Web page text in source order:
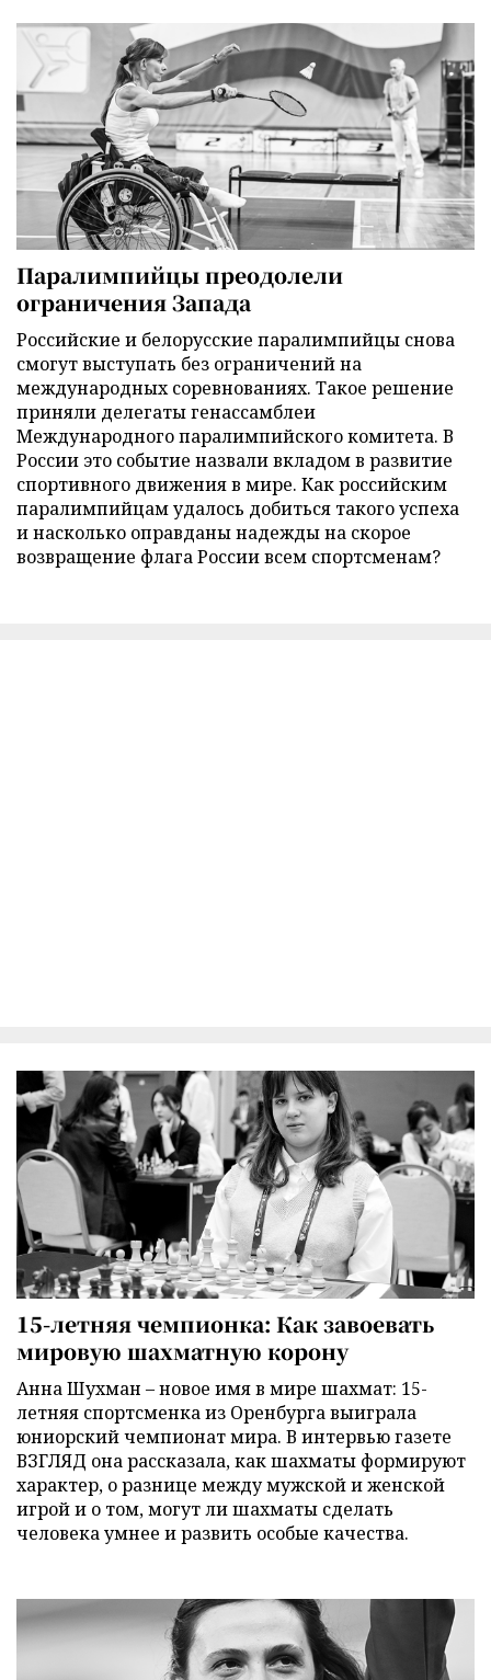
Паралимпийцы преодолели
ограничения Запада
Российские и белорусские паралимпийцы снова
смогут выступать без ограничений на
международных соревнованиях. Такое решение
приняли делегаты генассамблеи
Международного паралимпийского комитета. В
России это событие назвали вкладом в развитие
спортивного движения в мире. Как российским
паралимпийцам удалось добиться такого успеха
и насколько оправданы надежды на скорое
возвращение флага России всем спортсменам?
15-летняя чемпионка: Как завоевать
мировую шахматную корону
Анна Шухман – новое имя в мире шахмат: 15-
летняя спортсменка из Оренбурга выиграла
юниорский чемпионат мира. В интервью газете
ВЗГЛЯД она рассказала, как шахматы формируют
характер, о разнице между мужской и женской
игрой и о том, могут ли шахматы сделать
человека умнее и развить особые качества.